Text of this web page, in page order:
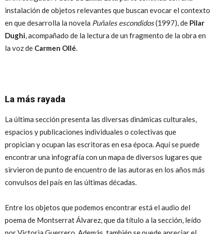
instalación de objetos relevantes que buscan evocar el contexto
en que desarrolla la novela Puñales escondidos(1997), de Pilar
Dughi, acompañado de la lectura de un fragmento de la obra en
la voz de Carmen Ollé.
La más rayada
La última sección presenta las diversas dinámicas culturales,
espacios y publicaciones individuales o colectivas que
propician y ocupan las escritoras en esa época. Aquí se puede
encontrar una infografía con un mapa de diversos lugares que
sirvieron de punto de encuentro de las autoras en los años más
convulsos del país en las últimas décadas.
Entre los objetos que podemos encontrar está el audio del
poema de Montserrat Álvarez, que da título a la sección, leído